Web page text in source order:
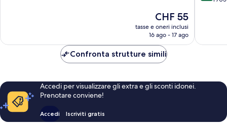
Il
prezzo
attuale
CHF 55
CHF 55
tasse e oneri inclusi
16 ago - 17 ago
Confronta strutture simili
Accedi per visualizzare gli extra e gli sconti idonei.
Prenotare conviene!
Accedi Iscriviti gratis